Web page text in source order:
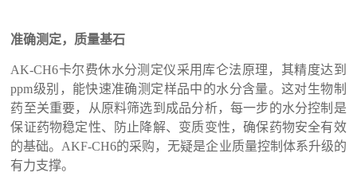
准确测定，质量基石
AK-CH6卡尔费休水分测定仪采用库仑法原理，其精度达到
ppm级别，能快速准确测定样品中的水分含量。这对生物制
药至关重要，从原料筛选到成品分析，每一步的水分控制是
保证药物稳定性、防止降解、变质变性，确保药物安全有效
的基础。AKF-CH6的采购，无疑是企业质量控制体系升级的
有力支撑。